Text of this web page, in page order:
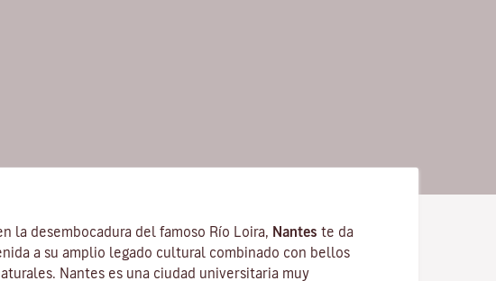
la desembocadura del famoso Río Loira Nantes te da
a su amplio legado cultural combinado con bellos
Nantes es una ciudad universitaria muy